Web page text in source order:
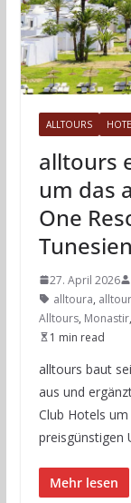
ALLTOURS
alltours
um das
One
Tunesien
27. April 2026
alltoura,
Alltours, Monastir,
1 min read
alltours baut
aus und
Club Hotels
preisgünstigen
Mehr lesen